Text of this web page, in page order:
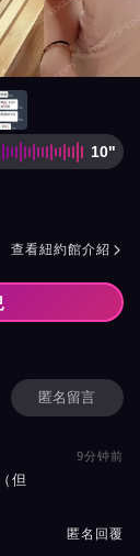
按摩師
10"
與班表
查看紐約館介紹 
屏展示
匿名留言
9分钟前
但
匿名回覆